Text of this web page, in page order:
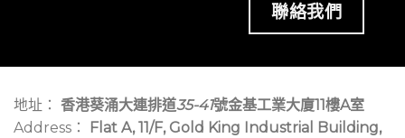
聯絡我們
地址： 香港葵涌大連排道35-41號金基工業大廈11樓A室
Address：
Flat A, 11/F, Gold King Industrial Building,